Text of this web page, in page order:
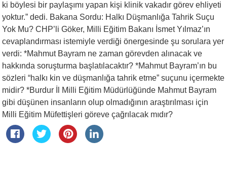
ki böylesi bir paylaşımı yapan kişi klinik vakadır görev ehliyeti
yoktur.” dedi. Bakana Sordu: Halkı Düşmanlığa Tahrik Suçu
Yok Mu? CHP’li Göker, Milli Eğitim Bakanı İsmet Yılmaz’ın
cevaplandırması istemiyle verdiği önergesinde şu sorulara yer
verdi: *Mahmut Bayram ne zaman görevden alınacak ve
hakkında soruşturma başlatılacaktır? *Mahmut Bayram’ın bu
sözleri “halkı kin ve düşmanlığa tahrik etme” suçunu içermekte
midir? *Burdur İl Milli Eğitim Müdürlüğünde Mahmut Bayram
gibi düşünen insanların olup olmadığının araştırılması için
Milli Eğitim Müfettişleri göreve çağrılacak mıdır?